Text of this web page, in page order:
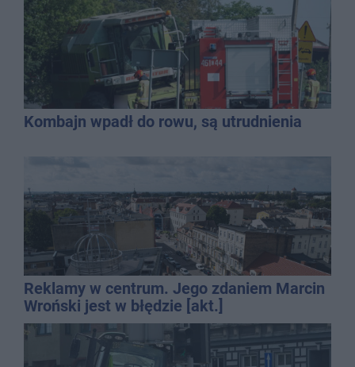
Kombajn wpadł do rowu, są utrudnienia
Reklamy w centrum. Jego zdaniem Marcin
Wroński jest w błędzie [akt.]